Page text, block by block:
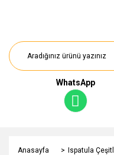
WhatsApp
Anasayfa Ispatula